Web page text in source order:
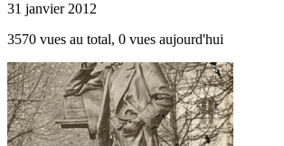
31 janvier 2012
3570 vues au total, 0 vues aujourd'hui